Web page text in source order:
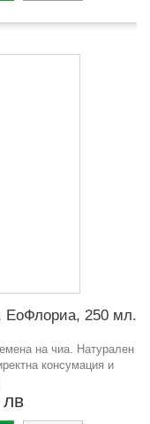
ЕоФлориа, 250 мл.
на чиа. Натурален
консумация и